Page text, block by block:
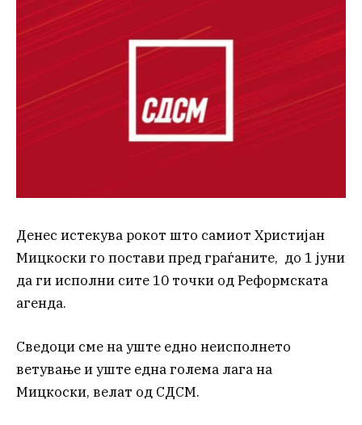
Денес истекува рокот што самиот Христијан
Мицкоски го постави пред граѓаните, до 1 јуни
да ги исполни сите 10 точки од Реформската
агенда.
Сведоци сме на уште едно неисполнето
ветување и уште една голема лага на
Мицкоски, велат од СДСМ.